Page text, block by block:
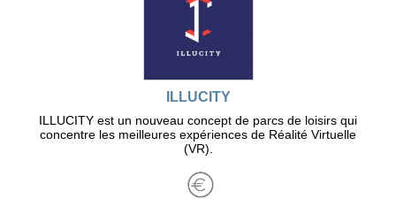
ILLUCITY
ILLUCITY est un nouveau concept de parcs de loisirs qui
concentre les meilleures expériences de Réalité Virtuelle
(VR).